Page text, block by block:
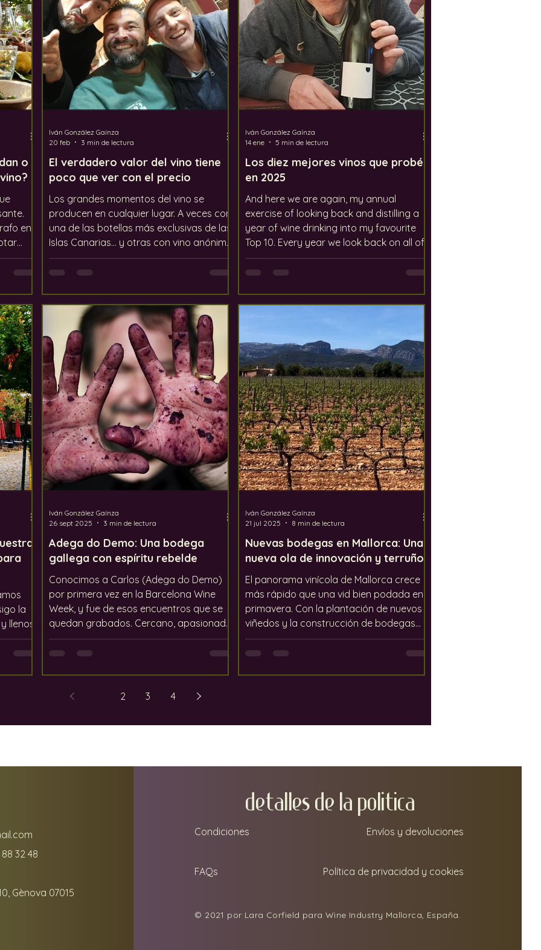
las regiones vinícolas
o
en
de
El verdadero valor del vino tiene
poco que ver con el precio
Los grandes momentos del vino se
producen en cualquier lugar. A veces con
una de las botellas más exclusivas de las
Islas Canarias... y otras con vino anónimo
servido en una jarra o botella. Ambas
experiencias pueden proporcionar una
momento, entonces ese es el verdadero
valor del vino. Y es el vino adecuado,
siempre.
Iván González Gaínza
20 feb
3 min de lectura
Los diez mejores vinos que probé
en 2025
And here we are again, my annual
exercise of looking back and distilling a
year of wine drinking into my favourite
Top 10. Every year we look back on all of
the wines we tried/drank and attempt to
put them in some order of preference.
were relatively quiet on a personal
drinking level, largely due to the nature o
Iván González Gaínza
14 ene
5 min de lectura
la
llenos
Adega do Demo: Una bodega
gallega con espíritu rebelde
Conocimos a Carlos (Adega do Demo)
por primera vez en la Barcelona Wine
Week, y fue de esos encuentros que se
quedan grabados. Cercano, apasionado
y genuinamente curioso por los demás,
Carlos nos dio la impresión inmediata de
amistad con otros productores con los
fuera aún más natural.
Iván González Gaínza
26 sept 2025
3 min de lectura
Nuevas bodegas en Mallorca: Una
nueva ola de innovación y terruño
El panorama vinícola de Mallorca crece
más rápido que una vid bien podada en
primavera. Con la plantación de nuevos
viñedos y la construcción de bodegas
por toda la isla, incluso a los
profesionales del vino más
nombres, especialmente los que aún no
Iván González Gaínza
21 jul 2025
8 min de lectura
2 3 4
32 48
Gènova 07015
DETALLEs DE LA POLITICA
Condiciones Envíos y devoluciones
FAQs Política de privacidad y cookies
© 2021 por Lara Corfield para Wine Industry Mallorca, España.